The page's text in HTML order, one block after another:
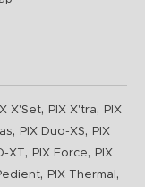
X'Set, PIX X'tra,
PIX
, PIX Duo-XS,
PIX
XT, PIX Force,
PIX
, PIX Thermal ,